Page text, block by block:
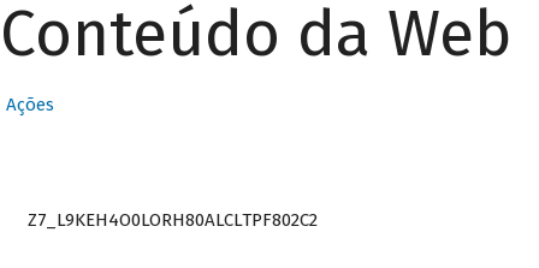
Conteúdo da Web
Ações
Z7_L9KEH4O0LORH80ALCLTPF802C2